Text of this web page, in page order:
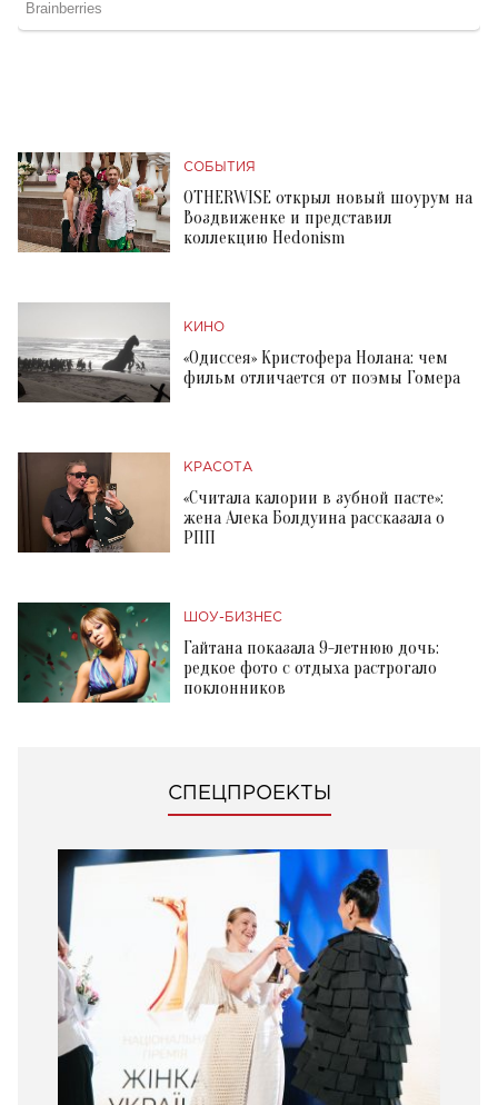
СОБЫТИЯ
OTHERWISE открыл новый шоурум на
Воздвиженке и представил
коллекцию Hedonism
КИНО
«Одиссея» Кристофера Нолана: чем
фильм отличается от поэмы Гомера
КРАСОТА
«Считала калории в зубной пасте»:
жена Алека Болдуина рассказала о
РПП
ШОУ-БИЗНЕС
Гайтана показала 9-летнюю дочь:
редкое фото с отдыха растрогало
поклонников
СПЕЦПРОЕКТЫ